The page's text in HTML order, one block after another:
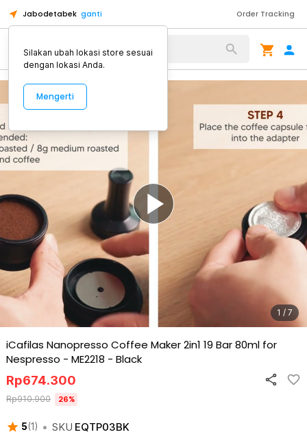
Jabodetabek ganti Order Tracking
Alat Kopi
1 / 7
iCafilas Nanopresso Coffee Maker 2in1 19 Bar 80ml for
Nespresso - ME2218 - Black
5(1 ) • SKU EQTP03BK
Rp674.300
Rp910.900 26%
Silakan ubah lokasi store sesuai
dengan lokasi Anda.
Mengerti